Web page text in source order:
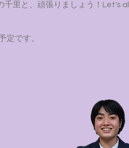
千里と、頑張りましょう！Let's
定です。